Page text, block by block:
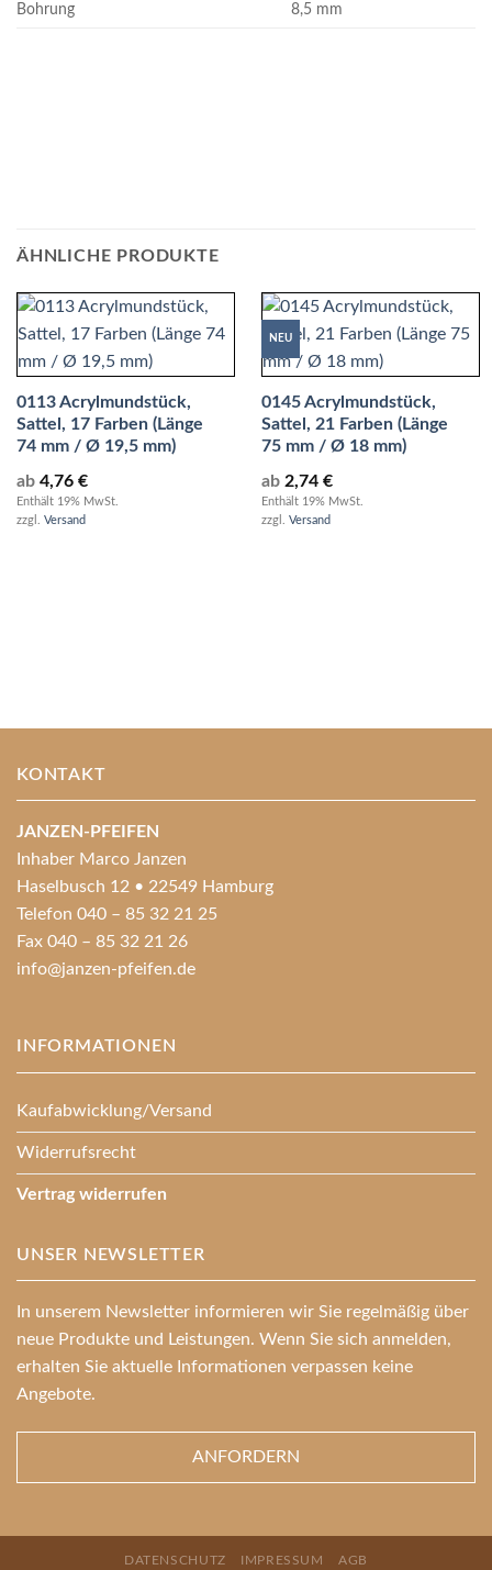
Bohrung 8,5 mm
ÄHNLICHE PRODUKTE
0113 Acrylmundstück,
Sattel, 17 Farben (Länge
74 mm / Ø 19,5 mm)
ab 4,76 €
Enthält 19% MwSt.
zzgl. Versand
NEU
0145 Acrylmundstück,
Sattel, 21 Farben (Länge
75 mm / Ø 18 mm)
ab 2,74 €
Enthält 19% MwSt.
zzgl. Versand
KONTAKT
JANZEN-PFEIFEN
Inhaber Marco Janzen
Haselbusch 12 • 22549 Hamburg
Telefon 040 – 85 32 21 25
Fax 040 – 85 32 21 26
info@janzen-pfeifen.de
INFORMATIONEN
Kaufabwicklung/Versand
Widerrufsrecht
Vertrag widerrufen
UNSER NEWSLETTER
In unserem Newsletter informieren wir Sie regelmäßig über
neue Produkte und Leistungen. Wenn Sie sich anmelden,
erhalten Sie aktuelle Informationen verpassen keine
Angebote.
ANFORDERN
DATENSCHUTZ IMPRESSUM AGB